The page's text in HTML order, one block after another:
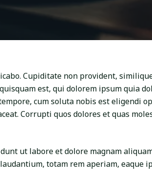
Cupiditate non provident,
est, qui dolorem ipsum quia
cum soluta nobis est eligendi
Corrupti quos dolores et quas
ut labore et dolore magnam
totam rem aperiam, eaque